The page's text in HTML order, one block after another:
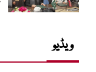
ویڈیو